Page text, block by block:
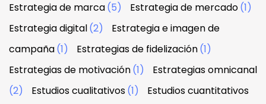
Estrategia de marca(5) Estrategia de mercado(1)
Estrategia digital(2)
Estrategia e imagen de
campaña(1) Estrategias de fidelización(1)
Estrategias de motivación(1)
Estrategias omnicanal
(2)
Estudios cualitativos(1)
Estudios cuantitativos